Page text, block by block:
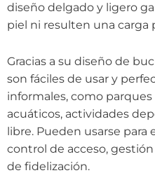
diseño delgado y ligero
piel ni resulten una carga
Gracias a su diseño de
son fáciles de usar y
informales, como
acuáticos, actividades
libre. Pueden usarse para
control de acceso,
de fidelización.